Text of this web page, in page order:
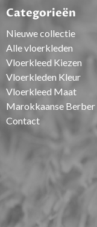
Categorieën
Nieuwe collectie
Alle vloerkleden
Vloerkleed Kiezen
Vloerkleden Kleur
Vloerkleed Maat
Marokkaanse Berber
Contact